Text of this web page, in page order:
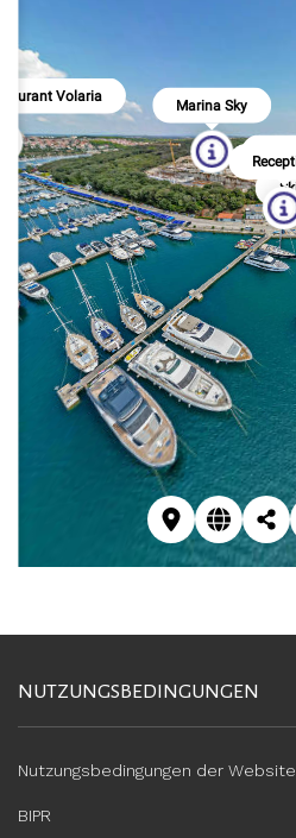
NUTZUNGSBEDINGUNGEN
Nutzungsbedingungen der Website
BIPR